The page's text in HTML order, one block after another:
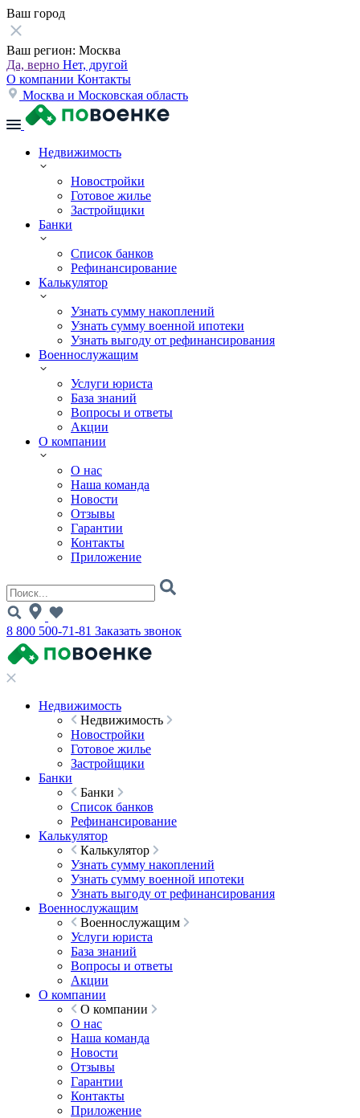
Ваш город
Ваш регион: Москва
Да, верно Нет, другой
О компании Контакты
Москва и Московская область
Недвижимость
Новостройки
Готовое жилье
Застройщики
Банки
Список банков
Рефинансирование
Калькулятор
Узнать сумму накоплений
Узнать сумму военной ипотеки
Узнать выгоду от рефинансирования
Военнослужащим
Услуги юриста
База знаний
Вопросы и ответы
Акции
О компании
О нас
Наша команда
Новости
Отзывы
Гарантии
Контакты
Приложение
8 800 500-71-81 Заказать звонок
Недвижимость
Недвижимость
Новостройки
Готовое жилье
Застройщики
Банки
Банки
Список банков
Рефинансирование
Калькулятор
Калькулятор
Узнать сумму накоплений
Узнать сумму военной ипотеки
Узнать выгоду от рефинансирования
Военнослужащим
Военнослужащим
Услуги юриста
База знаний
Вопросы и ответы
Акции
О компании
О компании
О нас
Наша команда
Новости
Отзывы
Гарантии
Контакты
Приложение